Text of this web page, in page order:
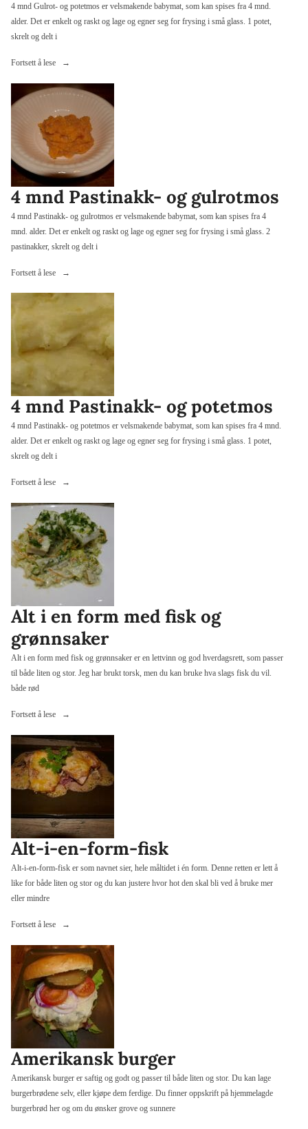
4 mnd Gulrot- og potetmos er velsmakende babymat, som kan spises fra 4 mnd.
alder. Det er enkelt og raskt og lage og egner seg for frysing i små glass. 1 potet,
skrelt og delt i
Fortsett å lese
«4
Gulrot-
og
potetmos»
4 mnd Pastinakk- og gulrotmos
4 mnd Pastinakk- og gulrotmos er velsmakende babymat, som kan spises fra 4
mnd. alder. Det er enkelt og raskt og lage og egner seg for frysing i små glass. 2
pastinakker, skrelt og delt i
Fortsett å lese
Pastinakk-
gulrotmos»
4 mnd Pastinakk- og potetmos
4 mnd Pastinakk- og potetmos er velsmakende babymat, som kan spises fra 4 mnd.
alder. Det er enkelt og raskt og lage og egner seg for frysing i små glass. 1 potet,
skrelt og delt i
Fortsett å lese
«4
Pastinakk-
og
potetmos»
Alt i en form med fisk og
grønnsaker
Alt i en form med fisk og grønnsaker er en lettvinn og god hverdagsrett, som passer
til både liten og stor. Jeg har brukt torsk, men du kan bruke hva slags fisk du vil.
både rød
Fortsett å lese
«Alt
en
form
med
fisk
grønnsaker»
Alt-i-en-form-fisk
Alt-i-en-form-fisk er som navnet sier, hele måltidet i én form. Denne retten er lett å
like for både liten og stor og du kan justere hvor hot den skal bli ved å bruke mer
eller mindre
Fortsett å lese
«Alt-
en-
form-
fisk»
Amerikansk burger
Amerikansk burger er saftig og godt og passer til både liten og stor. Du kan lage
burgerbrødene selv, eller kjøpe dem ferdige. Du finner oppskrift på hjemmelagde
burgerbrød her og om du ønsker grove og sunnere